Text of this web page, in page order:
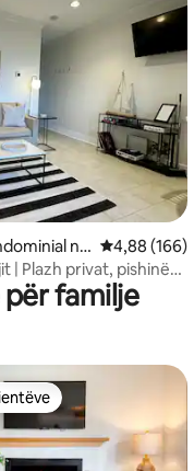
vlerësime
në Vlerësimi
4,88 (166)
| Plazh privat, pishinë
familje
të klientëve